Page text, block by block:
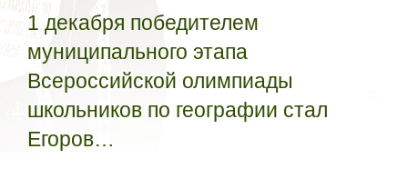
1 декабря победителем
муниципального этапа
Всероссийской олимпиады
школьников по географии стал
Егоров…